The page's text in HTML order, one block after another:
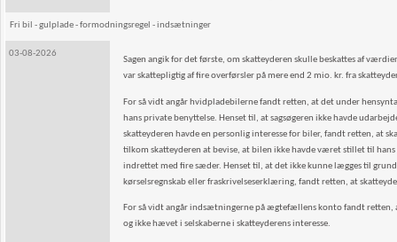
Fri bil - gulplade - formodningsregel - indsætninger
03-08-2026
Sagen angik for det første, om skatteyderen skulle beskattes af
var skattepligtig af fire overførsler på mere end 2 mio. kr. fra
For så vidt angår hvidpladebilerne fandt retten, at det under
hans private benyttelse. Henset til, at sagsøgeren ikke havde
skatteyderen havde en personlig interesse for biler, fandt retten, at
tilkom skatteyderen at bevise, at bilen ikke havde været stillet til
indrettet med fire sæder. Henset til, at det ikke kunne lægges til
kørselsregnskab eller fraskrivelseserklæring, fandt retten, at
For så vidt angår indsætningerne på ægtefællens konto fandt retten,
og ikke hævet i selskaberne i skatteyderens interesse.